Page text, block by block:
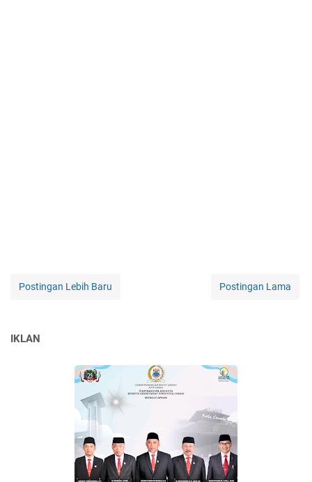
Postingan Lebih Baru Postingan Lama
IKLAN